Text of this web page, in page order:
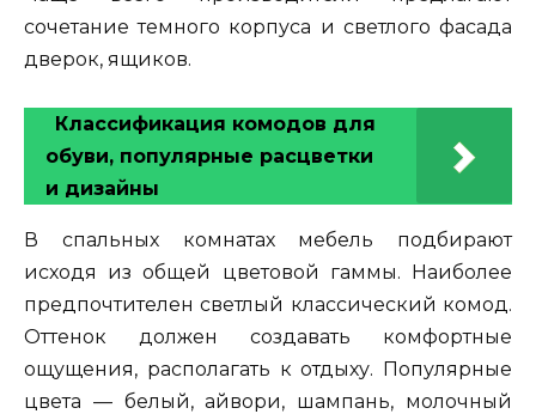
сочетание темного корпуса и светлого фасада
дверок, ящиков.
Классификация комодов для
обуви, популярные расцветки
и дизайны
В спальных комнатах мебель подбирают
исходя из общей цветовой гаммы. Наиболее
предпочтителен светлый классический комод.
Оттенок должен создавать комфортные
ощущения, располагать к отдыху. Популярные
цвета — белый, айвори, шампань, молочный